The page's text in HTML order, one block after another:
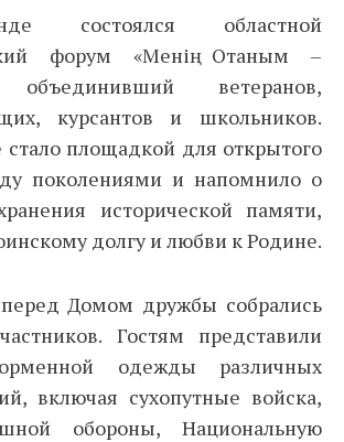
состоялся областной
форум «Менің Отаным –
объединивший ветеранов,
курсантов и школьников.
площадкой для открытого
поколениями и напомнило о
исторической памяти,
долгу и любви к Родине.
Домом дружбы собрались
Гостям представили
одежды различных
включая сухопутные войска,
обороны, Национальную